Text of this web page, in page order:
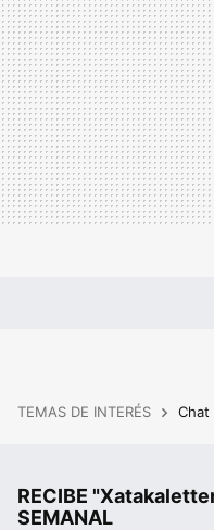
TEMAS DE INTERÉS Chat
RECIBE
SEMANAL